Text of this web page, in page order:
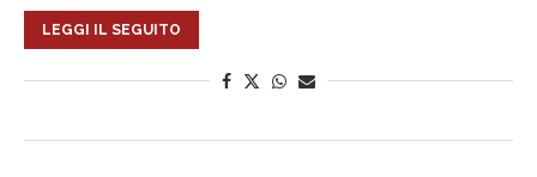
LEGGI IL SEGUITO